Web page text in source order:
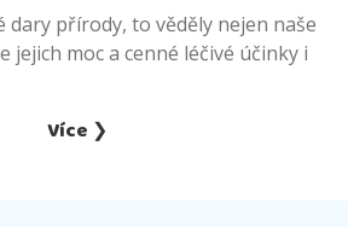
dary přírody, to věděly nejen naše
jejich moc a cenné léčivé účinky i
Více ❯